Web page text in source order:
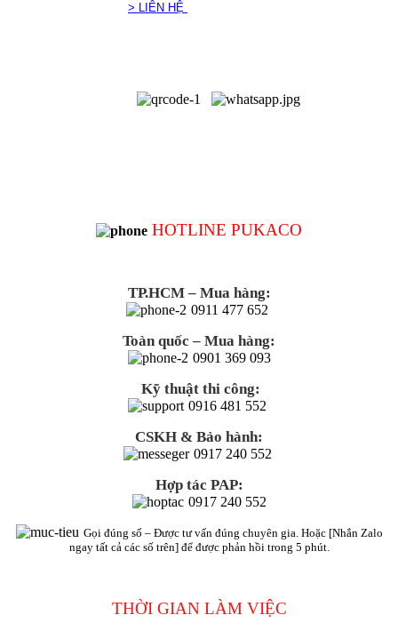
> LIÊN HỆ
HOTLINE PUKACO
TP.HCM – Mua hàng:
0911 477 652
Toàn quốc – Mua hàng:
0901 369 093
Kỹ thuật thi công:
0916 481 552
CSKH & Bảo hành:
0917 240 552
Hợp tác PAP:
0917 240 552
Gọi đúng số – Được tư vấn đúng chuyên gia. Hoặc [Nhắn Zalo
ngay tất cả các số trên] để được phản hồi trong 5 phút.
THỜI GIAN LÀM VIỆC